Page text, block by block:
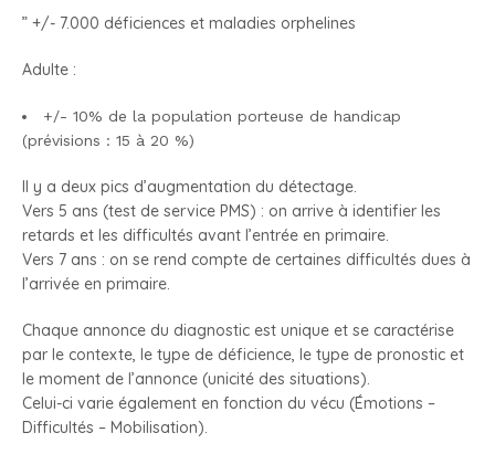
” +/- 7.000 déficiences et maladies orphelines
Adulte :
+/- 10% de la population porteuse de handicap
(prévisions : 15 à 20 %)
Il y a deux pics d’augmentation du détectage.
Vers 5 ans (test de service PMS) : on arrive à identifier les
retards et les difficultés avant l’entrée en primaire.
Vers 7 ans : on se rend compte de certaines difficultés dues à
l’arrivée en primaire.
Chaque annonce du diagnostic est unique et se caractérise
par le contexte, le type de déficience, le type de pronostic et
le moment de l’annonce (unicité des situations).
Celui-ci varie également en fonction du vécu (Émotions –
Difficultés – Mobilisation).